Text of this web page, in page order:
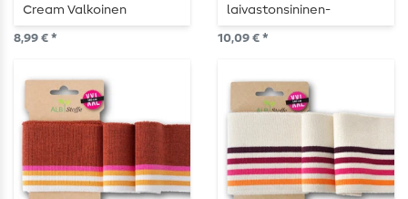
Cream Valkoinen
8,99 € *
laivastonsininen-
valkoinen-
vaaleanpunainen-
10,09 € *